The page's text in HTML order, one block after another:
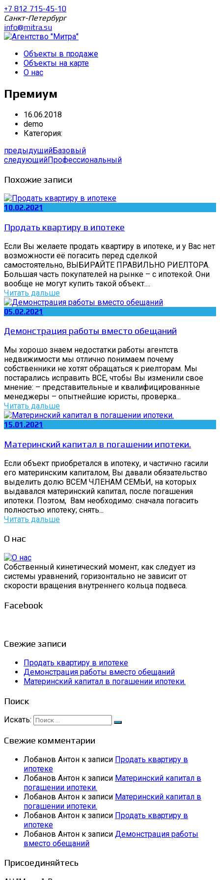
+7 812 715-45-10
Санкт-Петербург
info@mitra.su
Объекты в продаже
Объекты на карте
О нас
Премиум
16.06.2018
demo
Категория:
предыдущийБазовый
следующийПрофессиональный
Похожие записи
10.02.2021
Продать квартиру в ипотеке
Если Вы желаете продать квартиру в ипотеке, и у Вас нет
возможности её погасить перед сделкой
самостоятельно, ВЫБИРАЙТЕ ПРАВИЛЬНО РИЕЛТОРА.
Большая часть покупателей на рынке – с ипотекой. Они
вообще не могут купить такой объект....
Читать дальше
05.02.2021
Демонстрация работы вместо обещаний
Мы хорошо знаем недостатки работы агентств
недвижимости мы отлично понимаем почему
собственники не хотят обращаться к риелторам. Мы
постарались исправить ВСЕ, чтобы Вы изменили свое
мнение: – представительные и квалифицированные
менеджеры – опытнейшие юристы, проверка...
Читать дальше
15.01.2021
Материнский капитал в погашении ипотеки.
Если объект приобретался в ипотеку, и частично гасили
его материнским капиталом, Вы давали обязательство
выделить долю ВСЕМ ЧЛЕНАМ СЕМЬИ, на которых
выдавался материнский капитал, после погашения
ипотеки. Поэтом, Вам необходимо: сначала погасить
полностью ипотеку; снять...
Читать дальше
О нас
Собственный кинетический момент, как следует из
системы уравнений, горизонтально не зависит от
скорости вращения внутреннего кольца подвеса.
Facebook
Свежие записи
Продать квартиру в ипотеке
Демонстрация работы вместо обещаний
Материнский капитал в погашении ипотеки.
Поиск
Искать:
Свежие комментарии
Лобанов Антон к записи Продать квартиру в
ипотеке
Лобанов Антон к записи Материнский капитал в
погашении ипотеки.
Лобанов Антон к записи Материнский капитал в
погашении ипотеки.
Лобанов Антон к записи Продать квартиру в
ипотеке
Лобанов Антон к записи Демонстрация работы
вместо обещаний
Присоединяйтесь